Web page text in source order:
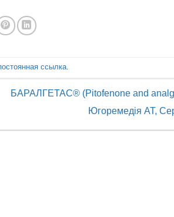
ссылка.
БАРАЛГЕТАС® (Pitofenone and
Югоремедія АТ,